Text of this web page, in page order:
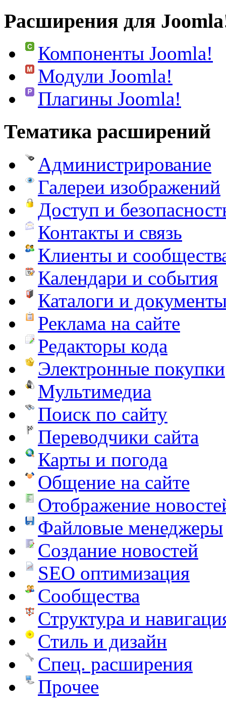
Расширения для
Компоненты Joomla!
Модули Joomla!
Плагины Joomla!
Тематика расширений
Администрирование
Галереи изображений
Доступ и
Контакты и связь
Клиенты и
Календари и события
Каталоги и
Реклама на сайте
Редакторы кода
Электронные покупки
Мультимедиа
Поиск по сайту
Переводчики сайта
Карты и погода
Общение на сайте
Отображение
Файловые менеджеры
Создание новостей
SEO оптимизация
Сообщества
Структура и
Стиль и дизайн
Спец. расширения
Прочее